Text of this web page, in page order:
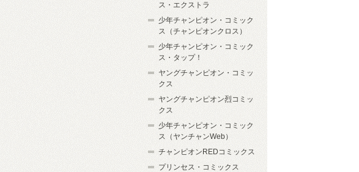
ス・エクストラ
少年チャンピオン・コミック
ス（チャンピオンクロス）
少年チャンピオン・コミック
ス・タップ！
ヤングチャンピオン・コミッ
クス
ヤングチャンピオン烈コミッ
クス
少年チャンピオン・コミック
ス（ヤンチャンWeb）
チャンピオンREDコミックス
プリンセス・コミックス